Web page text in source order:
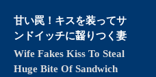
甘い罠！キスを装ってサ
ンドイッチに齧りつく妻
Wife Fakes Kiss To Steal
Huge Bite Of Sandwich